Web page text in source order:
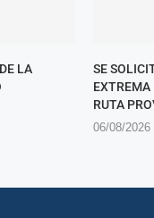
LA
SE
EXTREMA
RUTA
06/08/2026